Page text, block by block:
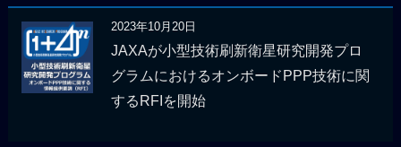
2023年10月20日
JAXAが小型技術刷新衛星研究開発プロ
グラムにおけるオンボードPPP技術に関
するRFIを開始